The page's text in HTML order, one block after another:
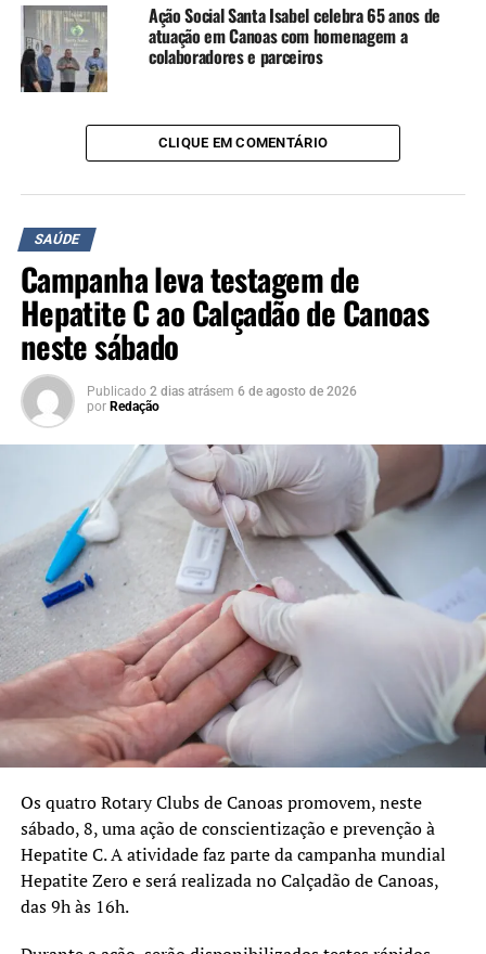
“Poder trazer para o HU
algo tão grandioso, que
consiga impactar e fazer a
diferença na vida de tantos
pacientes em tão pouco
tempo, é algo que eu
sempre sonhei e idealizei. É
devolver dignidade para as
pessoas, permitir que elas
voltem a enxergar e
tenham ainda mais
qualidade de vida”, afirmou.
Vitti também relatou um dos casos acompanhados
durante o mutirão.
“Conversei com diversos
pacientes que aguardavam
há mais de um ano sem
conseguir enxergar
adequadamente. Mas uma
história me tocou de forma
especial: uma paciente
estava há cinco anos sem
enxergar do olho direito e,
em apenas dois minutos de
Ação Social Santa Isabel celebra 65 anos de
atuação em Canoas com homenagem a
colaboradores e parceiros
CLIQUE EM COMENTÁRIO
SAÚDE
Campanha leva testagem de
Hepatite C ao Calçadão de Canoas
neste sábado
Publicado 2 dias atrásem 6 de agosto de 2026
por Redação
Os quatro Rotary Clubs de Canoas promovem, neste
sábado, 8, uma ação de conscientização e prevenção à
Hepatite C. A atividade faz parte da campanha mundial
Hepatite Zero e será realizada no Calçadão de Canoas,
das 9h às 16h.